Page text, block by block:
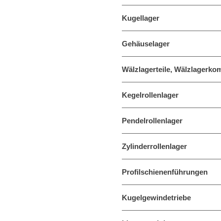
Kugellager
Gehäuselager
Wälzlagerteile,
Kegelrollenlager
Pendelrollenlager
Zylinderrollenlager
Profilschienenführungen
Kugelgewindetriebe